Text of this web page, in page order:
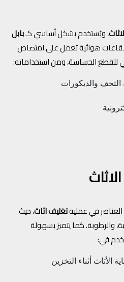
، ويُستخدم بشكل أساسي كـبابل
فقاعات هوائية تعمل على امتصاص
للقطع الحساسة، ومن استخداماته:
التحف والديكورات
في عمليةتغليف اثاث، حيث
والرطوبة. كما يتميز بسهولة
في:
الأثاث أثناء التخزين